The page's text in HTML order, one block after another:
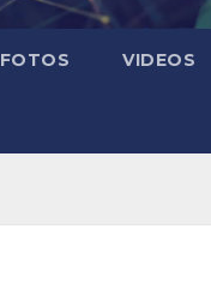
FOTOS VIDEOS